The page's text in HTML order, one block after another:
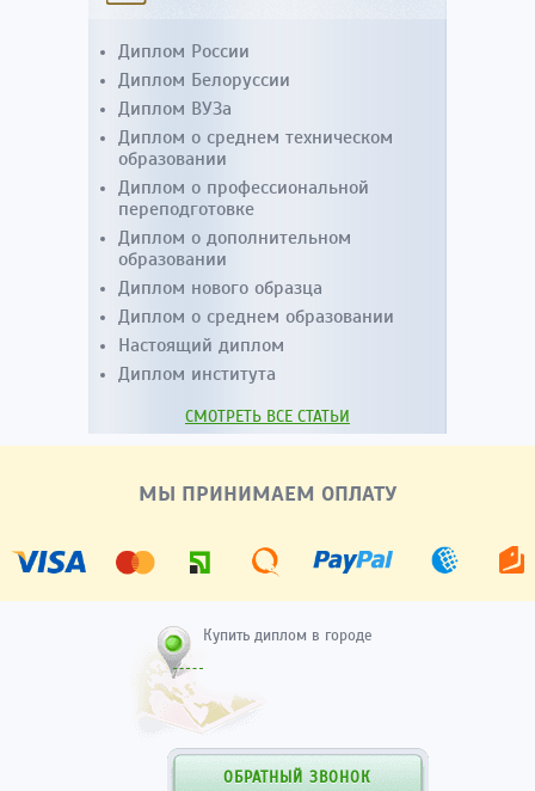
Диплом России
Диплом Белоруссии
Диплом ВУЗа
Диплом о среднем техническом
образовании
Диплом о профессиональной
переподготовке
Диплом о дополнительном
образовании
Диплом нового образца
Диплом о среднем образовании
Настоящий диплом
Диплом института
СМОТРЕТЬ ВСЕ СТАТЬИ
МЫ ПРИНИМАЕМ ОПЛАТУ
Купить диплом в городе
ОБРАТНЫЙ ЗВОНОК